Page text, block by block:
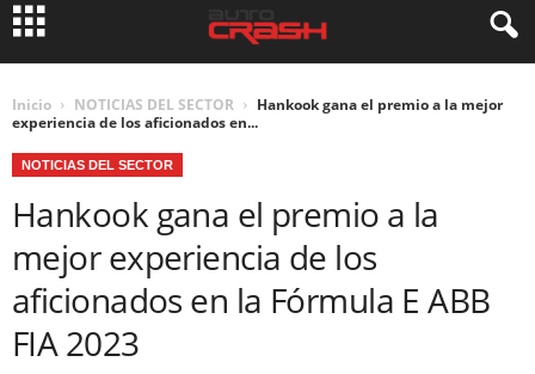
Inicio NOTICIAS DEL SECTOR
Hankook gana el premio a la mejor
experiencia de los aficionados en...
NOTICIAS DEL SECTOR
Hankook gana el premio a la
mejor experiencia de los
aficionados en la Fórmula E ABB
FIA 2023